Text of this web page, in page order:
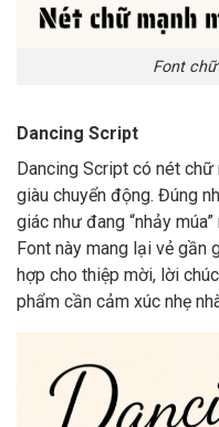
Font
Dancing Script
Dancing Script có nét chữ
giàu chuyển động. Đúng
giác như đang “nhảy
Font này mang lại vẻ gần
hợp cho thiệp mời, lời
phẩm cần cảm xúc nhẹ